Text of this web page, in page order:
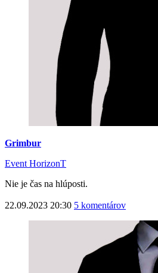
Grimbur
Event HorizonT
Nie je čas na hlúposti.
22.09.2023 20:30 5 komentárov